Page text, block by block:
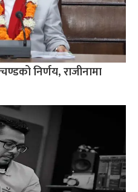
निर्णय, राजीनामा